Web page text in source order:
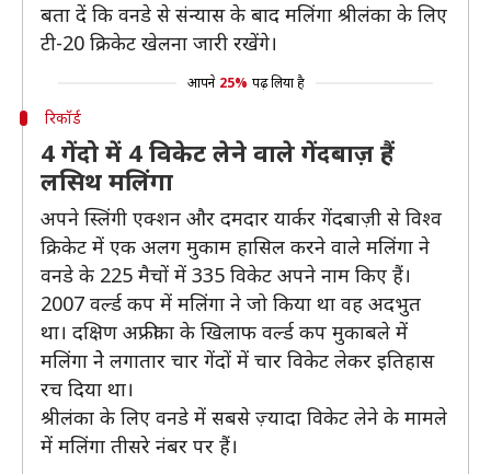
बता दें कि वनडे से संन्यास के बाद मलिंगा श्रीलंका के लिए
टी-20 क्रिकेट खेलना जारी रखेंगे।
आपने 25% पढ़ लिया है
रिकॉर्ड
4 गेंदो में 4 विकेट लेने वाले गेंदबाज़ हैं
लसिथ मलिंगा
अपने स्लिंगी एक्शन और दमदार यार्कर गेंदबाज़ी से विश्व
क्रिकेट में एक अलग मुकाम हासिल करने वाले मलिंगा ने
वनडे के 225 मैचों में 335 विकेट अपने नाम किए हैं।
2007 वर्ल्ड कप में मलिंगा ने जो किया था वह अदभुत
था। दक्षिण अफ्रीका के खिलाफ वर्ल्ड कप मुकाबले में
मलिंगा नेे लगातार चार गेंदों में चार विकेट लेकर इतिहास
रच दिया था।
श्रीलंका के लिए वनडे में सबसे ज़्यादा विकेट लेने के मामले
में मलिंगा तीसरे नंबर पर हैं।